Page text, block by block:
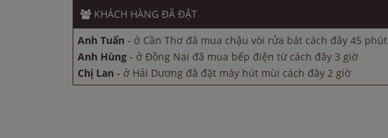
KHÁCH HÀNG ĐÃ ĐẶT
Chị Tuyết - ở TP. Hồ Chí Minh đã mua bếp điện từ cách đây 3 giờ
Chị Hương
ở Bắc Ninh đã đặt máy hút mùi cách đây 1 giờ
Anh Tuấn - ở Cần Thơ đã mua chậu vòi rửa bát cách đây 45 phút
Anh Hùng - ở Đồng Nai đã mua bếp điện từ cách đây 3 giờ
Chị Lan - ở Hải Dương đã đặt máy hút mùi cách đây 2 giờ
Chị Tuyết-ở TP. Hồ Chí Minh đã mua bếp điện từ cách đây 3 giờ